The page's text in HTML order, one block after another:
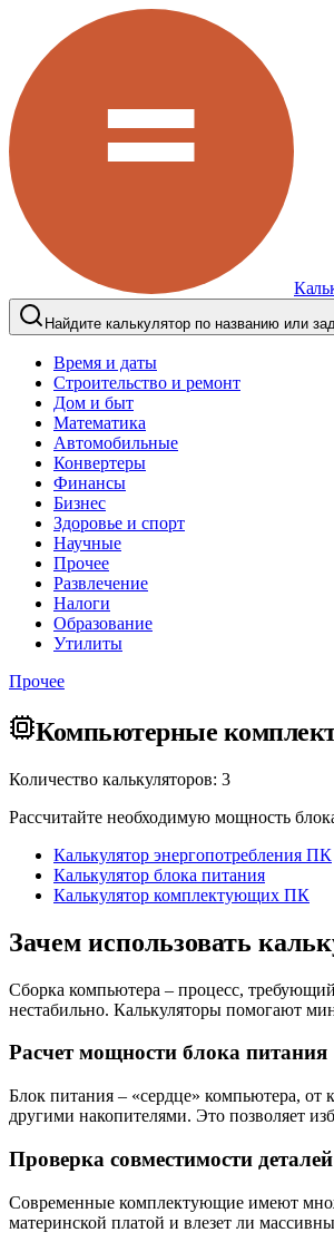
Найдите калькулятор по названию или
Время и даты
Строительство и ремонт
Дом и быт
Математика
Автомобильные
Конвертеры
Финансы
Бизнес
Здоровье и спорт
Научные
Прочее
Развлечение
Налоги
Образование
Утилиты
Прочее
Компьютерные
Количество калькуляторов: 3
Рассчитайте необходимую мощность
Калькулятор энергопотребления ПК
Калькулятор блока питания
Калькулятор комплектующих ПК
Зачем использовать
Сборка компьютера – процесс,
нестабильно. Калькуляторы помогают
Расчет мощности блока питания
Блок питания – «сердце» компьютера, от
другими накопителями. Это позволяет
Проверка совместимости деталей
Современные комплектующие имеют
материнской платой и влезет ли